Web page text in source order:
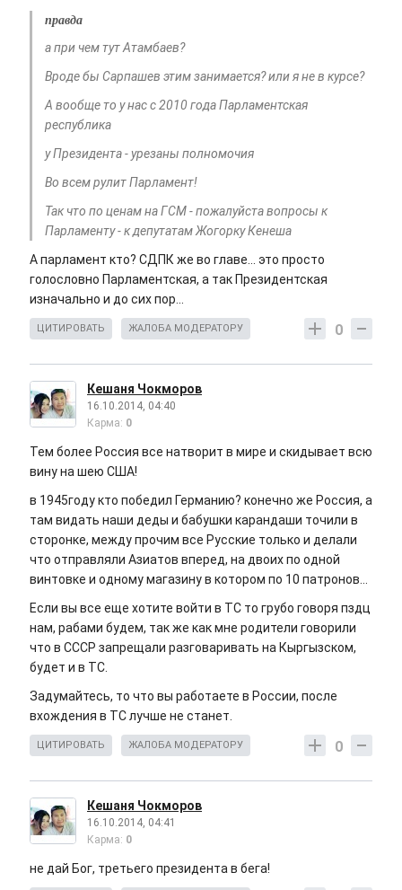
правда
а при чем тут Атамбаев?
Вроде бы Сарпашев этим занимается? или я не в курсе?
А вообще то у нас с 2010 года Парламентская
республика
у Президента - урезаны полномочия
Во всем рулит Парламент!
Так что по ценам на ГСМ - пожалуйста вопросы к
Парламенту - к депутатам Жогорку Кенеша
А парламент кто? СДПК же во главе... это просто
голословно Парламентская, а так Президентская
изначально и до сих пор...
0
ЦИТИРОВАТЬ ЖАЛОБА МОДЕРАТОРУ
Кешаня Чокморов
16.10.2014, 04:40
Карма: 0
Тем более Россия все натворит в мире и скидывает всю
вину на шею США!
в 1945году кто победил Германию? конечно же Россия, а
там видать наши деды и бабушки карандаши точили в
сторонке, между прочим все Русские только и делали
что отправляли Азиатов вперед, на двоих по одной
винтовке и одному магазину в котором по 10 патронов...
Если вы все еще хотите войти в ТС то грубо говоря пздц
нам, рабами будем, так же как мне родители говорили
что в СССР запрещали разговаривать на Кыргызском,
будет и в ТС.
Задумайтесь, то что вы работаете в России, после
вхождения в ТС лучше не станет.
0
ЦИТИРОВАТЬ ЖАЛОБА МОДЕРАТОРУ
Кешаня Чокморов
16.10.2014, 04:41
Карма: 0
не дай Бог, третьего президента в бега!